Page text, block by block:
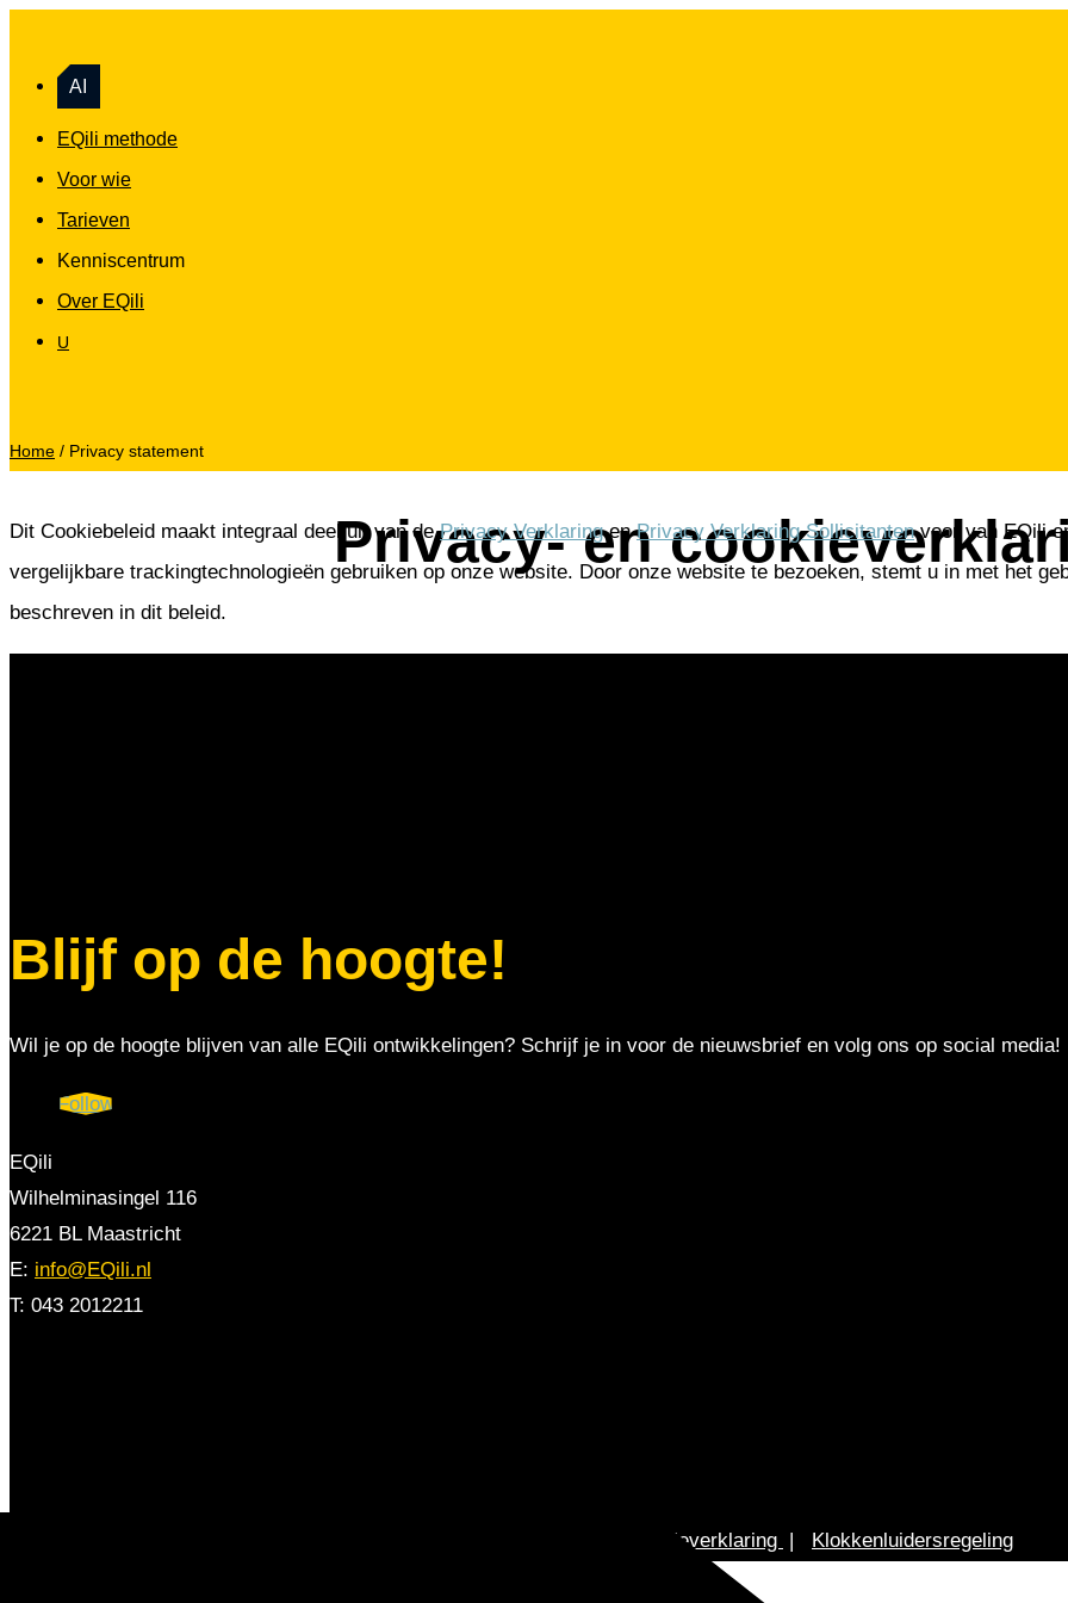
AI
EQili methode
Voor wie
Tarieven
Kenniscentrum
Over EQili
U
Home / Privacy statement
Privacy- en
Dit Cookiebeleid maakt integraal deel uit van dePrivacy VerklaringenPrivacy Verklaring Sollicitantenvoor van EQili
vergelijkbare trackingtechnologieën gebruiken op onze website. Door onze website te bezoeken, stemt u in met het
beschreven in dit beleid.
Blijf op de hoogte!
Wil je op de hoogte blijven van alle EQili ontwikkelingen? Schrijf je in voor de nieuwsbrief en volg ons op social media!
Follow
EQili
Wilhelminasingel 116
6221 BL Maastricht
E: info@EQili.nl
T: 043 2012211
Privacy en Cookieverklaring Klokkenluidersregeling